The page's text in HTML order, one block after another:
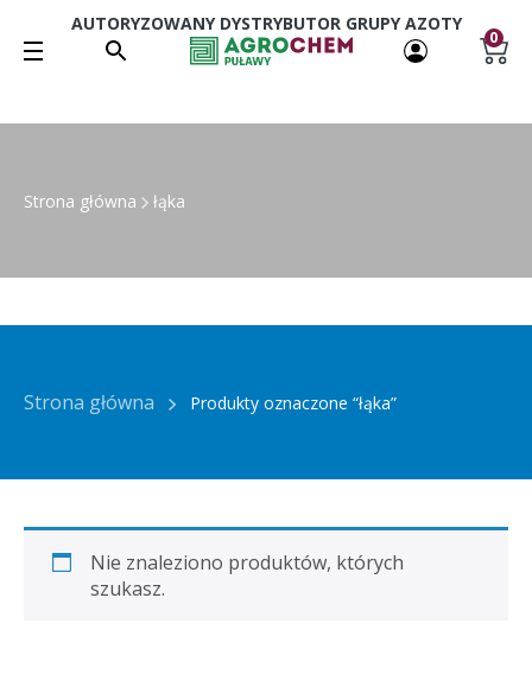
AUTORYZOWANY DYSTRYBUTOR GRUPY AZOTY
0
Strona główna łąka
Strona główna Produkty oznaczone “łąka”
Nie znaleziono produktów, których
szukasz.